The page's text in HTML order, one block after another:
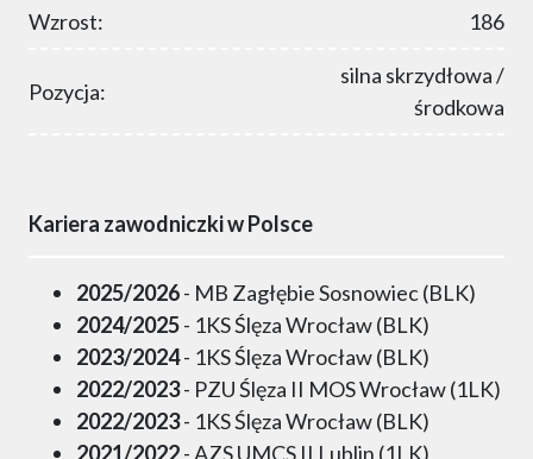
Wzrost: 186
Pozycja:
silna skrzydłowa /
środkowa
Kariera zawodniczki w Polsce
2025/2026- MB Zagłębie Sosnowiec (BLK)
2024/2025- 1KS Ślęza Wrocław (BLK)
2023/2024- 1KS Ślęza Wrocław (BLK)
2022/2023- PZU Ślęza II MOS Wrocław (1LK)
2022/2023- 1KS Ślęza Wrocław (BLK)
2021/2022- AZS UMCS II Lublin (1LK)